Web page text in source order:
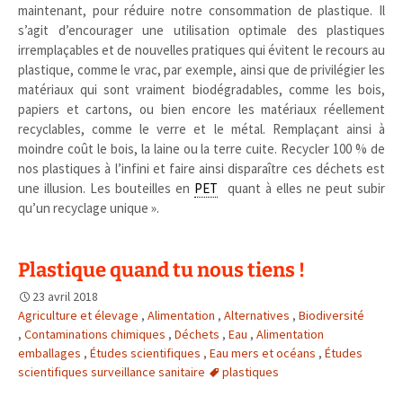
maintenant, pour réduire notre consommation de plastique. Il
s’agit d’encourager une utilisation optimale des plastiques
irremplaçables et de nouvelles pratiques qui évitent le recours au
plastique, comme le vrac, par exemple, ainsi que de privilégier les
matériaux qui sont vraiment biodégradables, comme les bois,
papiers et cartons, ou bien encore les matériaux réellement
recyclables, comme le verre et le métal. Remplaçant ainsi à
moindre coût le bois, la laine ou la terre cuite. Recycler 100 % de
nos plastiques à l’infini et faire ainsi disparaître ces déchets est
une illusion. Les bouteilles en PET quant à elles ne peut subir
qu’un recyclage unique ».
Plastique quand tu nous tiens !
23 avril 2018
Agriculture et élevage , Alimentation , Alternatives , Biodiversité
, Contaminations chimiques , Déchets , Eau , Alimentation
emballages , Études scientifiques , Eau mers et océans , Études
scientifiques surveillance sanitaire
plastiques